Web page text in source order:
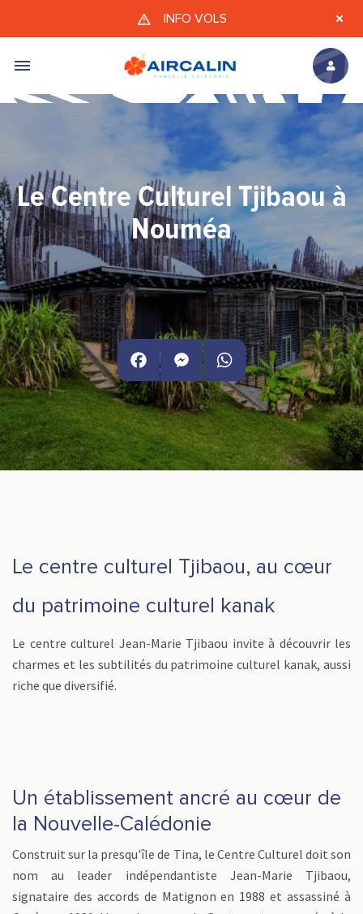
Aller au contenu principal
INFO VOLS
Le Centre Culturel Tjibaou à
Nouméa
FacebookMessengerWhatsApp
Le centre culturel Tjibaou, au cœur
du patrimoine culturel kanak
Le centre culturel Jean-Marie Tjibaou invite à découvrir les
charmes et les subtilités du patrimoine culturel kanak, aussi
riche que diversifié.
Un établissement ancré au cœur de
la Nouvelle-Calédonie
Construit sur la presqu'île de Tina, le Centre Culturel doit son
nom au leader indépendantiste Jean-Marie Tjibaou,
signataire des accords de Matignon en 1988 et assassiné à